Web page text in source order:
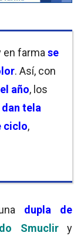
en farma se
. Así, con
año, los
dan tela
ciclo,
dupla de
Smucliry